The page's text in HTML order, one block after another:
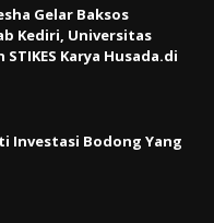
Gelar Baksos
Kediri, Universitas
Karya Husada.di
Investasi Bodong Yang